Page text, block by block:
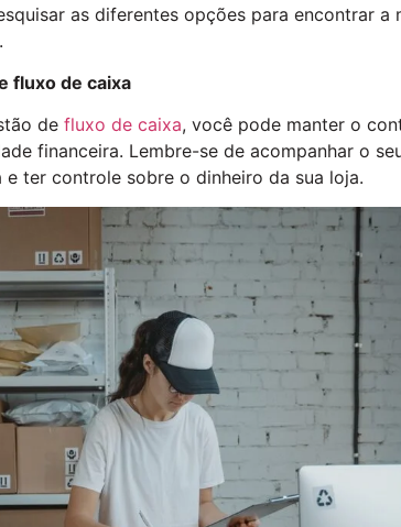
as diferentes opções para encontrar a
fluxo de caixa
de fluxo de caixa, você pode manter o
financeira. Lembre-se de acompanhar o
ter controle sobre o dinheiro da sua loja.